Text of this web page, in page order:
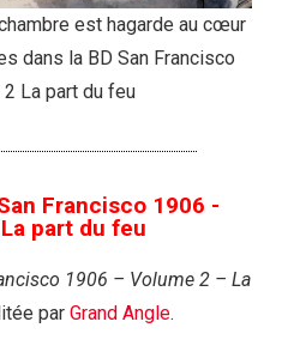
est hagarde au cœur
dans la BD San Francisco
La part du feu
Francisco 1906 -
part du feu
1906 – Volume 2 – La
par Grand Angle.